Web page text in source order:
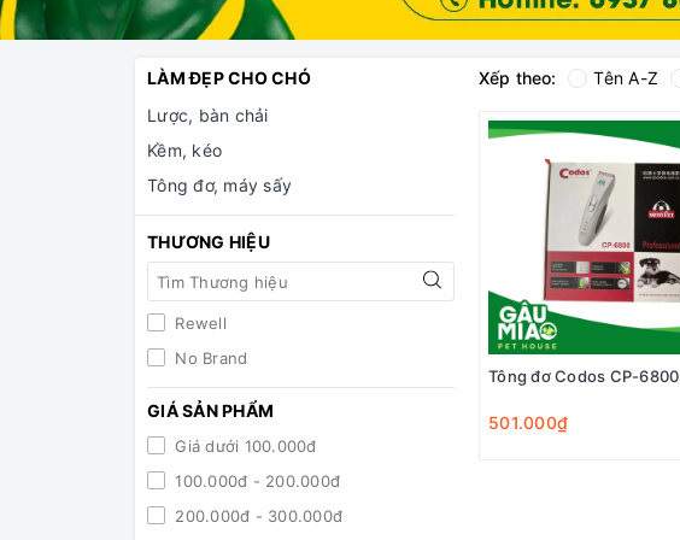
LÀM ĐẸP CHO CHÓ
Lược, bàn chải
Kềm, kéo
Tông đơ, máy sấy
THƯƠNG HIỆU
Rewell
No Brand
GIÁ SẢN PHẨM
Giá dưới 100.000đ
100.000đ - 200.000đ
200.000đ - 300.000đ
Xếp theo: Tên A-Z
Tông đơ Codos CP-6800
501.000₫